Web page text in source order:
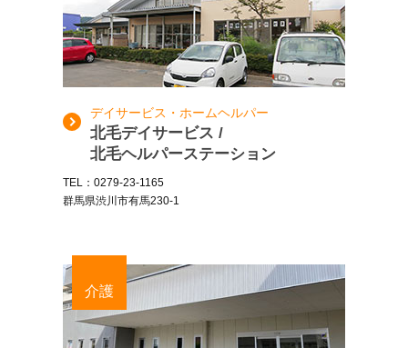
デイサービス・ホームヘルパー
北毛デイサービス /
北毛ヘルパーステーション
TEL：0279-23-1165
群馬県渋川市有馬230-1
介護